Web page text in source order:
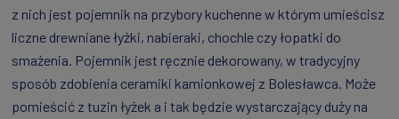
z nich jest pojemnik na przybory kuchenne w którym umieścisz
liczne drewniane łyżki, nabieraki, chochle czy łopatki do
smażenia. Pojemnik jest ręcznie dekorowany, w tradycyjny
sposób zdobienia ceramiki kamionkowej z Bolesławca. Może
pomieścić z tuzin łyżek a i tak będzie wystarczający duży na